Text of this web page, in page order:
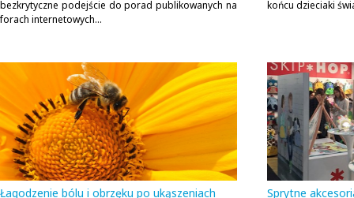
bezkrytyczne podejście do porad publikowanych na
forach internetowych...
końcu dzieciaki
Łagodzenie bólu i obrzęku po ukąszeniach
Sprytne